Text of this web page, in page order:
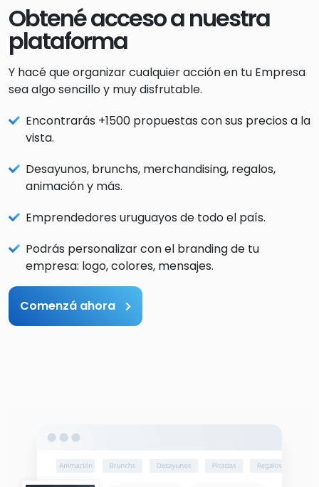
Obtené acceso a nuestra
plataforma
Y hacé que organizar cualquier acción en tu Empresa
sea algo sencillo y muy disfrutable.
Encontrarás +1500 propuestas con sus precios a la
vista.
Desayunos, brunchs, merchandising, regalos,
animación y más.
Emprendedores uruguayos de todo el país.
Podrás personalizar con el branding de tu
empresa: logo, colores, mensajes.
Comenzá ahora